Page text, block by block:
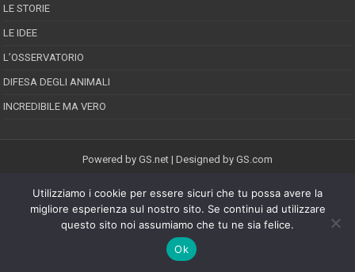
LE STORIE
LE IDEE
L’OSSERVATORIO
DIFESA DEGLI ANIMALI
INCREDIBILE MA VERO
Powered by GS.net | Designed by GS.com
EPINEION EDITRICE S.R.L.P.Iva 02008710689
Registrazione Tribunale di Pescara reg. speciale della stampa n.08/2012
Direttore responsabile: Maurizio Piccinino
Iscrizione al ROC n.22607
Riproduzione riservata © Copyright 2026, All Rights Reserved
Utilizziamo i cookie per essere sicuri che tu possa avere la
migliore esperienza sul nostro sito. Se continui ad utilizzare
questo sito noi assumiamo che tu ne sia felice.
Ok